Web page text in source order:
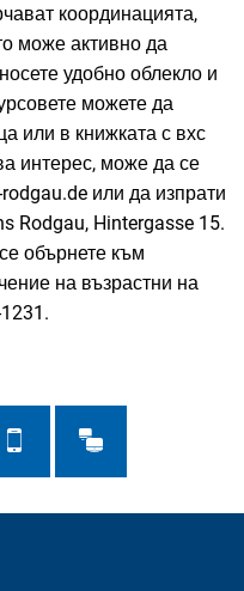
координацията,
може активно да
удобно облекло и
можете да
или в книжката с вхс
интерес, може да се
или да изпрати
Rodgau, Hintergasse 15.
обърнете към
на възрастни на